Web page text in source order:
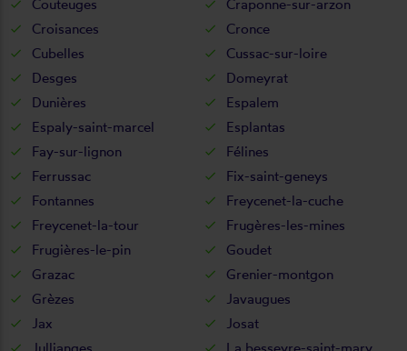
Couteuges
Craponne-sur-arzon
Croisances
Cronce
Cubelles
Cussac-sur-loire
Desges
Domeyrat
Dunières
Espalem
Espaly-saint-marcel
Esplantas
Fay-sur-lignon
Félines
Ferrussac
Fix-saint-geneys
Fontannes
Freycenet-la-cuche
Freycenet-la-tour
Frugères-les-mines
Frugières-le-pin
Goudet
Grazac
Grenier-montgon
Grèzes
Javaugues
Jax
Josat